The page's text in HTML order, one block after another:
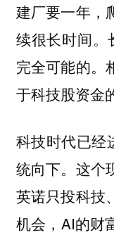
建厂要一年，
续很长时间。
完全可能的。
于科技股资金
科技时代已经
统向下。 这个
英诺只投科技
机会，AI的财